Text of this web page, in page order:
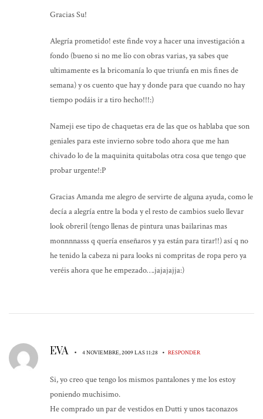
Gracias Su!
Alegría prometido! este finde voy a hacer una investigación a
fondo (bueno si no me lío con obras varias, ya sabes que
ultimamente es la bricomanía lo que triunfa en mis fines de
semana) y os cuento que hay y donde para que cuando no hay
tiempo podáis ir a tiro hecho!!!:)
Nameji ese tipo de chaquetas era de las que os hablaba que son
geniales para este invierno sobre todo ahora que me han
chivado lo de la maquinita quitabolas otra cosa que tengo que
probar urgente!:P
Gracias Amanda me alegro de servirte de alguna ayuda, como le
decía a alegría entre la boda y el resto de cambios suelo llevar
look obreril (tengo llenas de pintura unas bailarinas mas
monnnnasss q quería enseñaros y ya están para tirar!!) así q no
he tenido la cabeza ni para looks ni compritas de ropa pero ya
veréis ahora que he empezado….jajajajja:)
EVA • 4 NOVIEMBRE, 2009 LAS 11:28 • RESPONDER
Si, yo creo que tengo los mismos pantalones y me los estoy
poniendo muchisimo.
He comprado un par de vestidos en Dutti y unos taconazos